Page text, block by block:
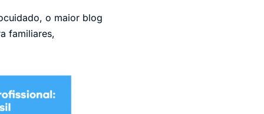
o maior blog
familiares,